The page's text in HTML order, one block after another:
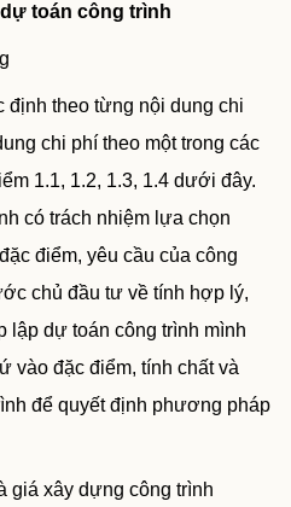
toán công trình
định theo từng nội dung chi
chi phí theo một trong các
1.1, 1.2, 1.3, 1.4 dưới đây.
có trách nhiệm lựa chọn
điểm, yêu cầu của công
chủ đầu tư về tính hợp lý,
lập dự toán công trình mình
vào đặc điểm, tính chất và
để quyết định phương pháp
giá xây dựng công trình